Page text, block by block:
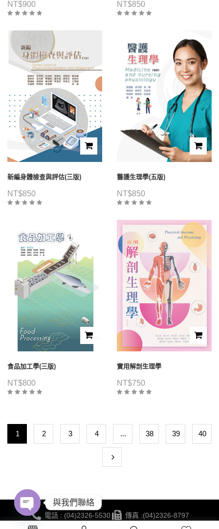
NT$900 NT$850
新編身體檢查與評估(三版)
NT$850
醫護生理學(五版)
NT$850
食品加工學(三版)
NT$800
實用解剖生理學
NT$750
1 2 3 4 ... 38 39 40
電話 : (04)2326-5530
傳真 :(04)2326-8797
與我們聯絡
Open